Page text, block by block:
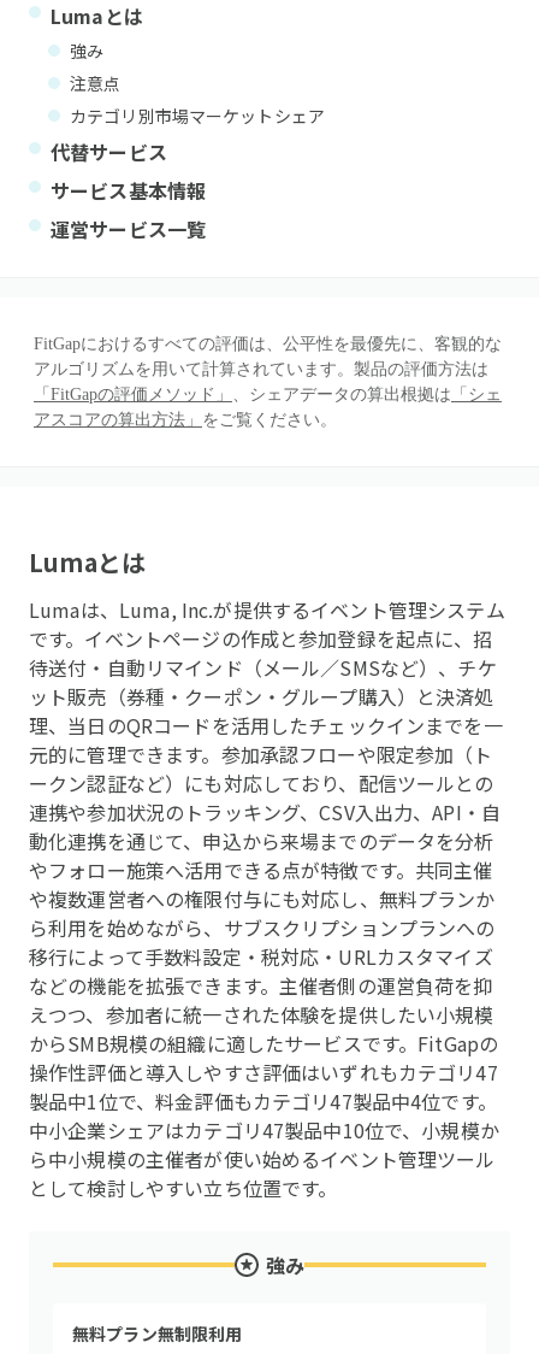
Luma とは
強み
注意点
カテゴリ別市場マーケットシェア
代替サービス
サービス基本情報
運営サービス一覧
FitGapにおけるすべての評価は、公平性を最優先に、客観的な
アルゴリズムを用いて計算されています。製品の評価方法は
「FitGapの評価メソッド」 、シェアデータの算出根拠は 「シェ
アスコアの算出方法」 をご覧ください。
Lumaとは
Lumaは、Luma, Inc.が提供するイベント管理システム
です。イベントページの作成と参加登録を起点に、招
待送付・自動リマインド（メール／SMSなど）、チケ
ット販売（券種・クーポン・グループ購入）と決済処
理、当日のQRコードを活用したチェックインまでを一
元的に管理できます。参加承認フローや限定参加（ト
ークン認証など）にも対応しており、配信ツールとの
連携や参加状況のトラッキング、CSV入出力、API・自
動化連携を通じて、申込から来場までのデータを分析
やフォロー施策へ活用できる点が特徴です。共同主催
や複数運営者への権限付与にも対応し、無料プランか
ら利用を始めながら、サブスクリプションプランへの
移行によって手数料設定・税対応・URLカスタマイズ
などの機能を拡張できます。主催者側の運営負荷を抑
えつつ、参加者に統一された体験を提供したい小規模
からSMB規模の組織に適したサービスです。FitGapの
操作性評価と導入しやすさ評価はいずれもカテゴリ47
製品中1位で、料金評価もカテゴリ47製品中4位です。
中小企業シェアはカテゴリ47製品中10位で、小規模か
ら中小規模の主催者が使い始めるイベント管理ツール
として検討しやすい立ち位置です。
強み
無料プラン無制限利用